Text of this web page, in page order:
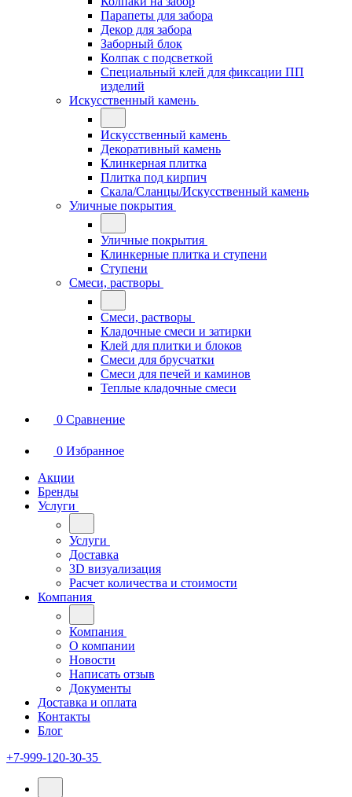
Парапеты для забора
Декор для забора
Заборный блок
Колпак с подсветкой
Специальный клей для фиксации ПП
изделий
Искусственный камень
Искусственный камень
Декоративный камень
Клинкерная плитка
Плитка под кирпич
Скала/Сланцы/Искусственный камень
Уличные покрытия
Уличные покрытия
Клинкерные плитка и ступени
Ступени
Смеси, растворы
Смеси, растворы
Кладочные смеси и затирки
Клей для плитки и блоков
Смеси для брусчатки
Смеси для печей и каминов
Теплые кладочные смеси
0 Сравнение
0 Избранное
Акции
Бренды
Услуги
Услуги
Доставка
3D визуализация
Расчет количества и стоимости
Компания
Компания
О компании
Новости
Написать отзыв
Документы
Доставка и оплата
Контакты
Блог
+7-999-120-30-35